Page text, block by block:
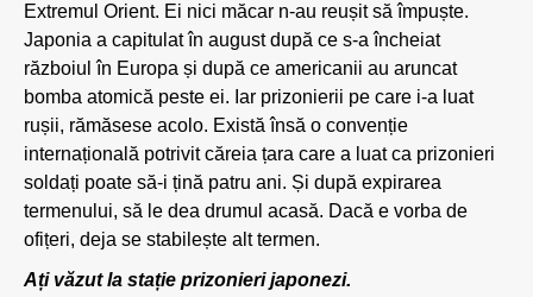
Extremul Orient. Ei nici măcar n-au reușit să împuște.
Japonia a capitulat în august după ce s-a încheiat
războiul în Europa și după ce americanii au aruncat
bomba atomică peste ei. Iar prizonierii pe care i-a luat
rușii, rămăsese acolo. Există însă o convenție
internațională potrivit căreia țara care a luat ca prizonieri
soldați poate să-i țină patru ani. Și după expirarea
termenului, să le dea drumul acasă. Dacă e vorba de
ofițeri, deja se stabilește alt termen.
Ați văzut la stație prizonieri japonezi.